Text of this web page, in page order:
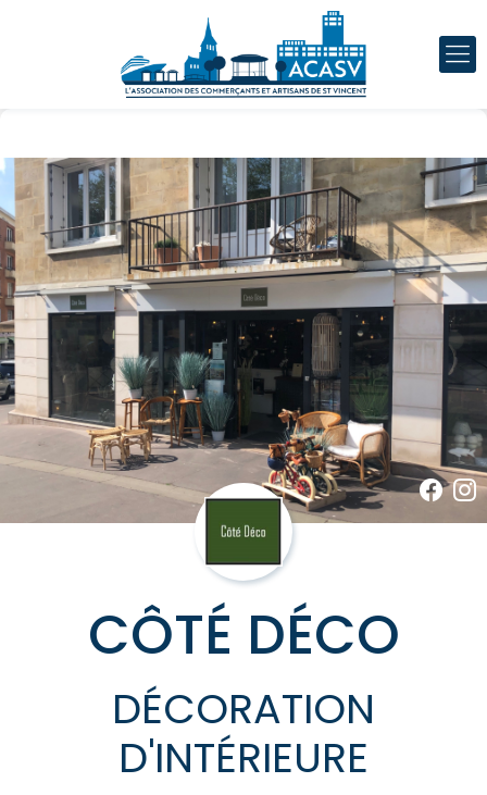
CÔTÉ DÉCO
DÉCORATION
D'INTÉRIEURE